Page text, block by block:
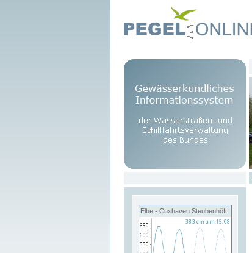
Elbe - Cuxhaven Steubenhöft